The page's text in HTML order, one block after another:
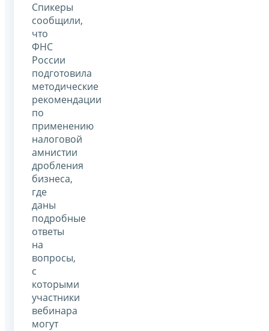
Спикеры
сообщили,
что
ФНС
России
подготовила
методические
рекомендации
по
применению
налоговой
амнистии
дробления
бизнеса,
где
даны
подробные
ответы
на
вопросы,
с
которыми
участники
вебинара
могут